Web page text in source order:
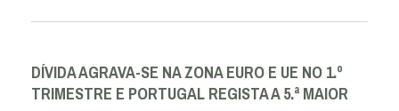
DÍVIDA AGRAVA-SE NA ZONA EURO E UE NO 1.º
TRIMESTRE E PORTUGAL REGISTA A 5.ª MAIOR